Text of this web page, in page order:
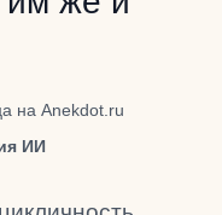
на Anekdot.ru
ИИ